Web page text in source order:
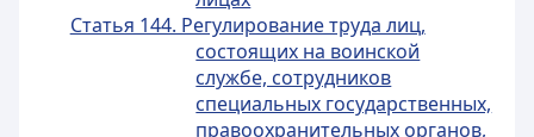
Статья 144. Регулирование труда лиц,
состоящих на воинской
службе, сотрудников
специальных государственных,
правоохранительных органов,